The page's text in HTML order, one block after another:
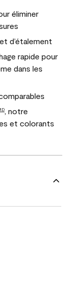
éliminer
d’étalement
rapide pour
dans les
, notre
et colorants